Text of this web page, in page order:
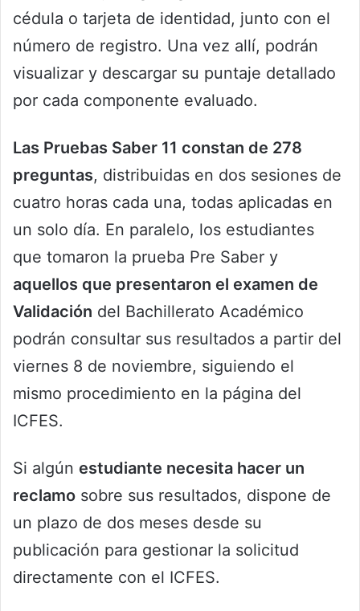
cédula o tarjeta de identidad, junto con el
número de registro. Una vez allí, podrán
visualizar y descargar su puntaje detallado
por cada componente evaluado.
Las Pruebas Saber 11 constan de 278
preguntas, distribuidas en dos sesiones de
cuatro horas cada una, todas aplicadas en
un solo día. En paralelo, los estudiantes
que tomaron la prueba Pre Saber y
aquellos que presentaron el examen de
Validación del Bachillerato Académico
podrán consultar sus resultados a partir del
viernes 8 de noviembre, siguiendo el
mismo procedimiento en la página del
ICFES.
Si algún estudiante necesita hacer un
reclamo sobre sus resultados, dispone de
un plazo de dos meses desde su
publicación para gestionar la solicitud
directamente con el ICFES.